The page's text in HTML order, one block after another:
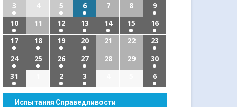
3
4 5 6 7 8
9
10
11 12 13 14 15
16
17
18 19 20 21 22
23
24
25 26 27 28 29
30
31
2 3 6
Испытания Справедливости